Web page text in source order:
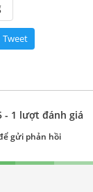
Tweet
- 1 lượt đánh giá
gửi phản hồi